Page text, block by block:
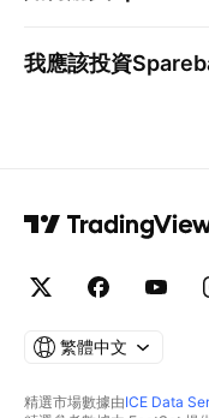
我應該投資
繁體中文
精選市場數據由ICE Data